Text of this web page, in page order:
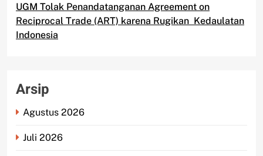
UGM Tolak Penandatanganan Agreement on
Reciprocal Trade (ART) karena Rugikan Kedaulatan
Indonesia
Arsip
Agustus 2026
Juli 2026